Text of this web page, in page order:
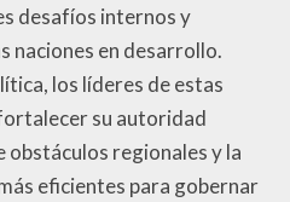
desafíos internos y
naciones en desarrollo.
los líderes de estas
su autoridad
obstáculos regionales y la
eficientes para gobernar